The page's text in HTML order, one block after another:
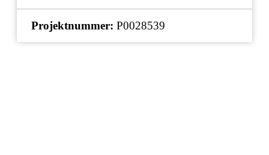
Projektnummer: P0028539